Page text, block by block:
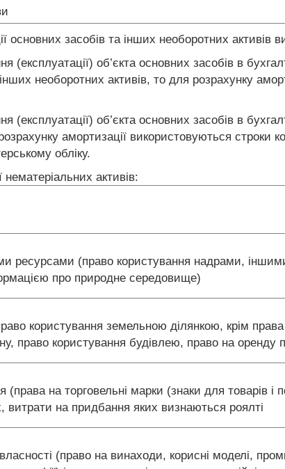
основних засобів та інших необоротних активів
(експлуатації) об’єкта основних засобів в
необоротних активів, то для розрахунку
(експлуатації) об’єкта основних засобів в
амортизації використовуються строки
обліку.
активів:
ресурсами (право користування надрами,
про природне середовище)
користування земельною ділянкою, крім права
право користування будівлею, право на
на торговельні марки (знаки для товарів і
на придбання яких визнаються роялті
(право на винаходи, корисні моделі,